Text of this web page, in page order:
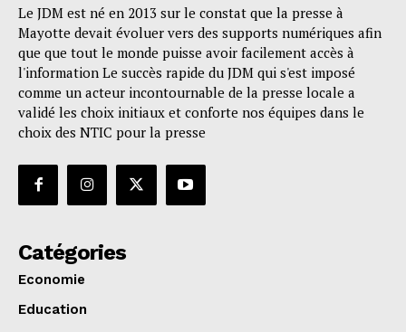
Le JDM est né en 2013 sur le constat que la presse à
Mayotte devait évoluer vers des supports numériques afin
que que tout le monde puisse avoir facilement accès à
l'information Le succès rapide du JDM qui s'est imposé
comme un acteur incontournable de la presse locale a
validé les choix initiaux et conforte nos équipes dans le
choix des NTIC pour la presse
Catégories
Economie
Education